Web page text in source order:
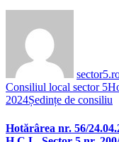
Consiliul local sector 5
2024Ședințe de consiliu
Hotărârea nr. 56/